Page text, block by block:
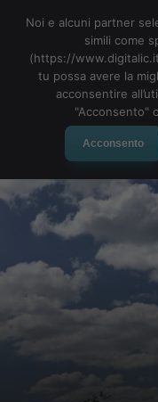
Noi e alcuni partner
simili come
(https://
tu possa avere la
acconsentire
"Acconsento"
Acconsento